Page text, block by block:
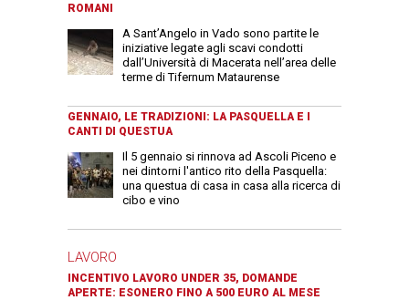
ROMANI
A Sant’Angelo in Vado sono partite le
iniziative legate agli scavi condotti
dall’Università di Macerata nell’area delle
terme di Tifernum Mataurense
GENNAIO, LE TRADIZIONI: LA PASQUELLA E I
CANTI DI QUESTUA
Il 5 gennaio si rinnova ad Ascoli Piceno e
nei dintorni l'antico rito della Pasquella:
una questua di casa in casa alla ricerca di
cibo e vino
LAVORO
INCENTIVO LAVORO UNDER 35, DOMANDE
APERTE: ESONERO FINO A 500 EURO AL MESE